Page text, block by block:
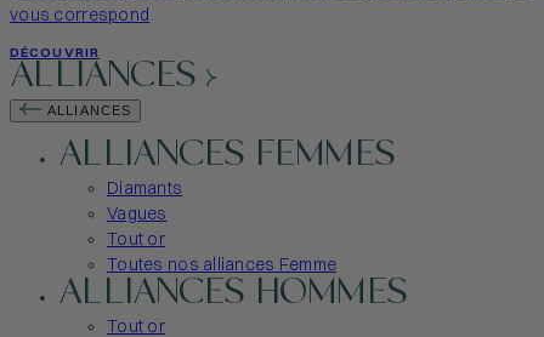
vous correspond
DÉCOUVRIR
ALLIANCES
ALLIANCES
ALLIANCES FEMMES
Diamants
Vagues
Tout or
Toutes nos alliances Femme
ALLIANCES HOMMES
Tout or